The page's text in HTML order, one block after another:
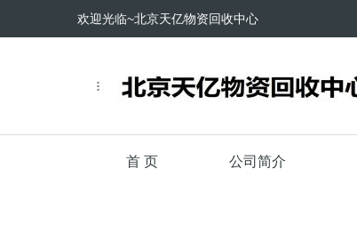
欢迎光临~北京天亿物资回收中心
首 页 公司简介